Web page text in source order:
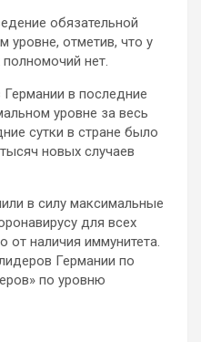
обязательной
уровне, отметив, что у
полномочий нет.
в последние
уровне за весь
сутки в стране было
новых случаев
в силу максимальные
для всех
от наличия иммунитета.
Германии по
по уровню